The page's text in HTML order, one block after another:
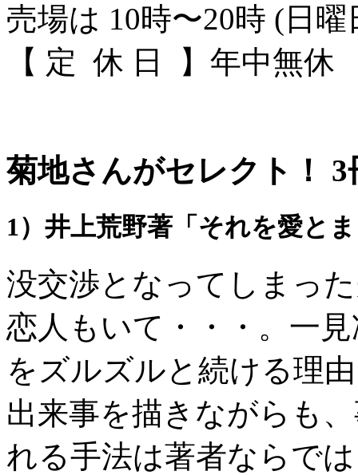
売場は 10時〜20時 (日
【 定 休 日 】年中無休
菊地さんがセレクト！
1）井上荒野著「それを愛と
没交渉となってしまっ
恋人もいて・・・。一
をズルズルと続ける理
出来事を描きながらも
れる手法は著者ならで